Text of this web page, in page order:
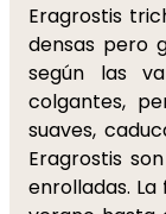
Eragrostis
densas pero
según las
colgantes,
suaves,
Eragrostis
enrolladas.